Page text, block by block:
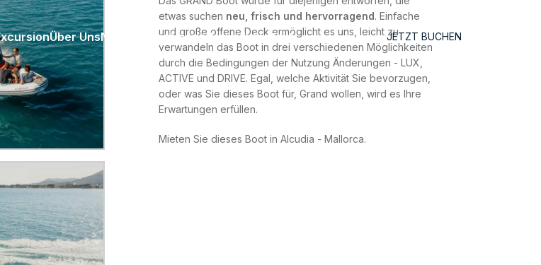
Über UnsNachrichtenVespa-VerleihKontakt JETZT BUCHEN
etwas suchen neu, frisch und hervorragend. Einfache
und große offene Deck ermöglicht es uns, leicht zu
verwandeln das Boot in drei verschiedenen Möglichkeiten
durch die Bedingungen der Nutzung Änderungen - LUX,
ACTIVE und DRIVE. Egal, welche Aktivität Sie bevorzugen,
oder was Sie dieses Boot für, Grand wollen, wird es Ihre
Erwartungen erfüllen.
Mieten Sie dieses Boot in Alcudia - Mallorca.